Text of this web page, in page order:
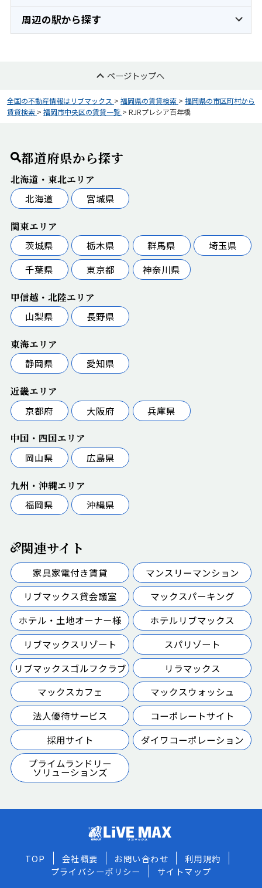
周辺の駅から探す
ページトップへ
全国の不動産情報はリブマックス > 福岡県の賃貸検索 > 福岡県の市区町村から
賃貸検索 > 福岡市中央区の賃貸一覧 > RJRプレシア百年橋
都道府県から探す
北海道・東北エリア
北海道
宮城県
関東エリア
茨城県
栃木県 群馬県
埼玉県
千葉県
東京都 神奈川県
甲信越・北陸エリア
山梨県
長野県
東海エリア
静岡県
愛知県
近畿エリア
京都府
大阪府 兵庫県
中国・四国エリア
岡山県
広島県
九州・沖縄エリア
福岡県
沖縄県
関連サイト
家具家電付き賃貸
マンスリーマンション
リブマックス貸会議室
マックスパーキング
ホテル・土地オーナー様
ホテルリブマックス
リブマックスリゾート
スパリゾート
リブマックスゴルフクラブ
リラマックス
マックスカフェ
マックスウォッシュ
法人優待サービス
コーポレートサイト
採用サイト
ダイワコーポレーション
プライムランドリー
ソリューションズ
TOP 会社概要 お問い合わせ
利用規約
プライバシーポリシー
サイトマップ